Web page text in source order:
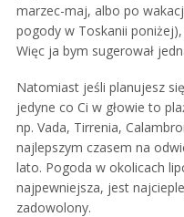
marzec-maj, albo po
pogody w Toskanii
Więc ja bym sugerował
Natomiast jeśli planujesz
jedyne co Ci w głowie to
np. Vada, Tirrenia,
najlepszym czasem na
lato. Pogoda w okolicach
najpewniejsza, jest
zadowolony.